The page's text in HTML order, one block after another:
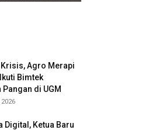
Agro Merapi
Bimtek
Pangan di UGM
Digital, Ketua Baru